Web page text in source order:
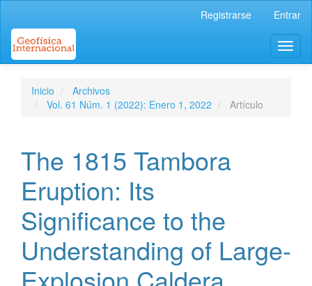
Contenido
principal
Barra
Registrarse Entrar
Inicio
Archivos
Vol. 61 Núm. 1 (2022): Enero 1, 2022
Artículo
The 1815 Tambora
Eruption: Its
Significance to the
Understanding of Large-